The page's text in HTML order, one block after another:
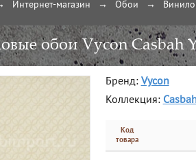
Интернет-магазин → Обои →
обои Vycon Casbah
Бренд: Vycon
Коллекция:
Код
товара